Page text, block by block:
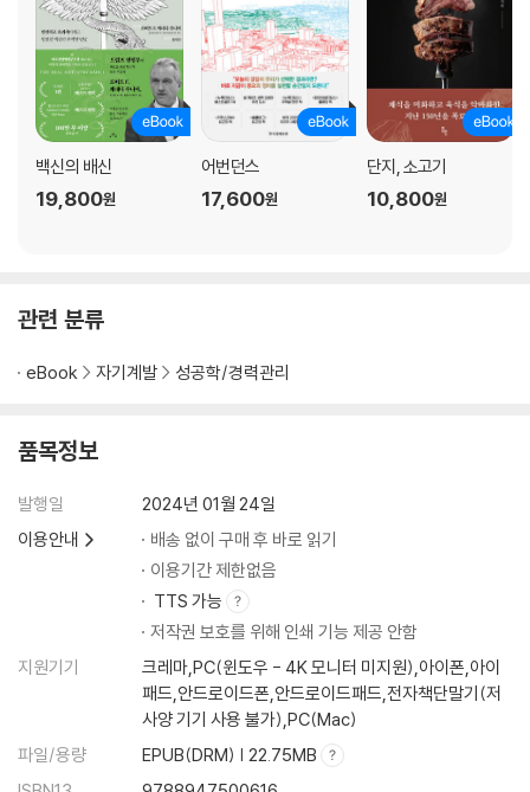
백신의 배신
19,800원
어번던스
17,600원
단지, 소고기
10,800원
관련 분류
eBook 자기계발 성공학/경력관리
품목정보
발행일
2024년 01월 24일
이용안내
배송 없이 구매 후 바로 읽기
이용기간 제한없음
TTS 가능
저작권 보호를 위해 인쇄 기능 제공 안함
지원기기
크레마,PC(윈도우 - 4K 모니터 미지원),아이폰,아이
패드,안드로이드폰,안드로이드패드,전자책단말기(저
사양 기기 사용 불가),PC(Mac)
파일/용량
EPUB(DRM) | 22.75MB